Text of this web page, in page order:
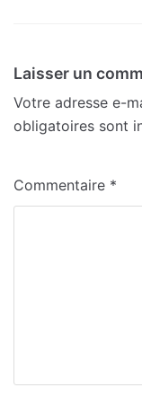
Laisser un
Votre adresse e-
obligatoires sont
Commentaire *